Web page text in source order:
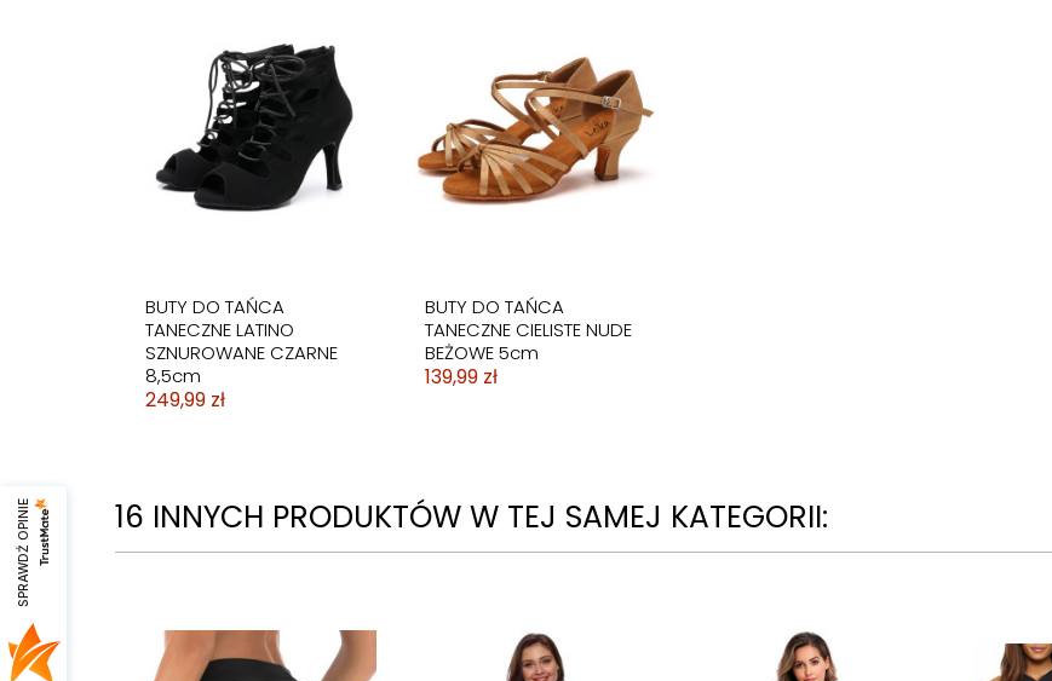
BUTY DO TAŃCA
TANECZNE LATINO
SZNUROWANE CZARNE
8,5cm
249,99 zł
BUTY DO TAŃCA
TANECZNE CIELISTE NUDE
BEŻOWE 5cm
139,99 zł
16 INNYCH PRODUKTÓW W TEJ SAMEJ KATEGORII:
SPRAWDŹ OPINIE